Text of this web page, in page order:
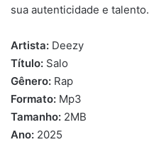
sua autenticidade e talento.
Artista: Deezy
Título: Salo
Gênero: Rap
Formato: Mp3
Tamanho: 2MB
Ano: 2025